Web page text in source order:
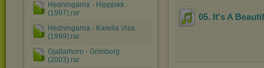
Hedningarna - Hippjokk
(1997).rar
Hedningarna - Karelia Visa
(1999).rar
Gjallarhorn - Grimborg
(2003).rar
05. It's A